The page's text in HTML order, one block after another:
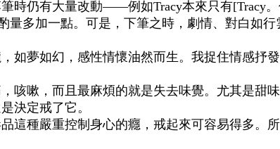
時仍有大量改動——例如Tracy本來只有[Tracy
量多加一點。可是，下筆之時，劇情、對白如
如夢如幻，感性情懷油然而生。我捉住情感抒
咳嗽，而且最麻煩的就是失去味覺。尤其是甜
決定戒了它。
這種嚴重控制身心的癮，戒起來可容易得多。